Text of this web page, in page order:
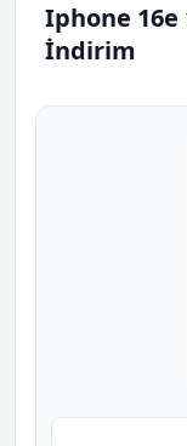
Iphone 16e
İndirim